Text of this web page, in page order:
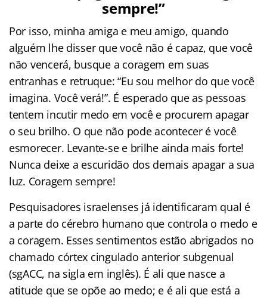
sempre!”
Por isso, minha amiga e meu amigo, quando
alguém lhe disser que você não é capaz, que você
não vencerá, busque a coragem em suas
entranhas e retruque: “Eu sou melhor do que você
imagina. Você verá!”. É esperado que as pessoas
tentem incutir medo em você e procurem apagar
o seu brilho. O que não pode acontecer é você
esmorecer. Levante-se e brilhe ainda mais forte!
Nunca deixe a escuridão dos demais apagar a sua
luz. Coragem sempre!
Pesquisadores israelenses já identificaram qual é
a parte do cérebro humano que controla o medo e
a coragem. Esses sentimentos estão abrigados no
chamado córtex cingulado anterior subgenual
(sgACC, na sigla em inglês). É ali que nasce a
atitude que se opõe ao medo; e é ali que está a